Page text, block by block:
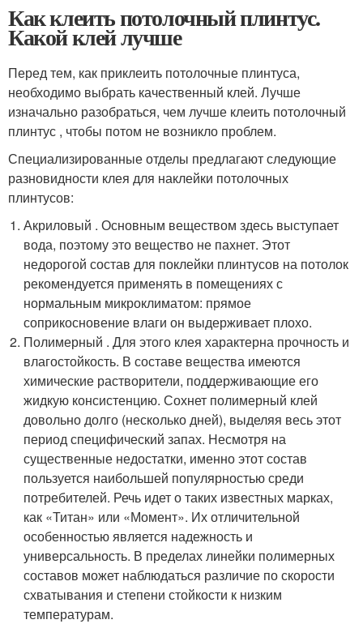
Как клеить потолочный плинтус.
Какой клей лучше
Перед тем, как приклеить потолочные плинтуса,
необходимо выбрать качественный клей. Лучше
изначально разобраться, чем лучше клеить потолочный
плинтус , чтобы потом не возникло проблем.
Специализированные отделы предлагают следующие
разновидности клея для наклейки потолочных
плинтусов:
Акриловый . Основным веществом здесь выступает
вода, поэтому это вещество не пахнет. Этот
недорогой состав для поклейки плинтусов на потолок
рекомендуется применять в помещениях с
нормальным микроклиматом: прямое
соприкосновение влаги он выдерживает плохо.
Полимерный . Для этого клея характерна прочность и
влагостойкость. В составе вещества имеются
химические растворители, поддерживающие его
жидкую консистенцию. Сохнет полимерный клей
довольно долго (несколько дней), выделяя весь этот
период специфический запах. Несмотря на
существенные недостатки, именно этот состав
пользуется наибольшей популярностью среди
потребителей. Речь идет о таких известных марках,
как «Титан» или «Момент». Их отличительной
особенностью является надежность и
универсальность. В пределах линейки полимерных
составов может наблюдаться различие по скорости
схватывания и степени стойкости к низким
температурам.